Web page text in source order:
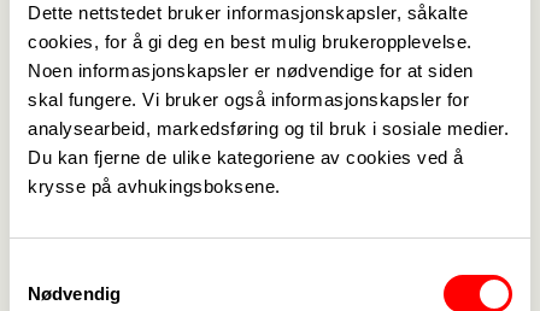
Dette nettstedet bruker informasjonskapsler, såkalte
cookies, for å gi deg en best mulig brukeropplevelse.
Noen informasjonskapsler er nødvendige for at siden
skal fungere. Vi bruker også informasjonskapsler for
analysearbeid, markedsføring og til bruk i sosiale medier.
Du kan fjerne de ulike kategoriene av cookies ved å
krysse på avhukingsboksene.
Nødvendig
mindre innflytelse på egen arbeidssituasjon,
arbeidsoppgaver, hvem de jobber sammen med,
arbeidstid, arbeidstempo, kvaliteten i arbeidet og
bruken av ressurser til arbeidet. Også den
ansattes innflytelse på virksomhetens strategier,
kvalitetskrav, effektivitet, lønnsomhet, valg av
En mulig forklaring er at importerte ledelses- og